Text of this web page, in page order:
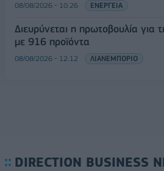
08/08/2026 - 10:26 ΕΝΕΡΓΕΙΑ
Διευρύνεται η πρωτοβουλία για
με 916 προϊόντα
08/08/2026 - 12:12 ΛΙΑΝΕΜΠΟΡΙΟ
DIRECTION BUSINESS